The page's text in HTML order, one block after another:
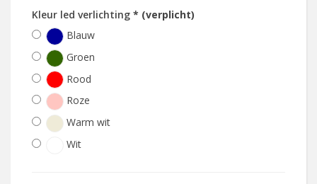
Kleur led verlichting * (verplicht)
Blauw
Groen
Rood
Roze
Warm wit
Wit